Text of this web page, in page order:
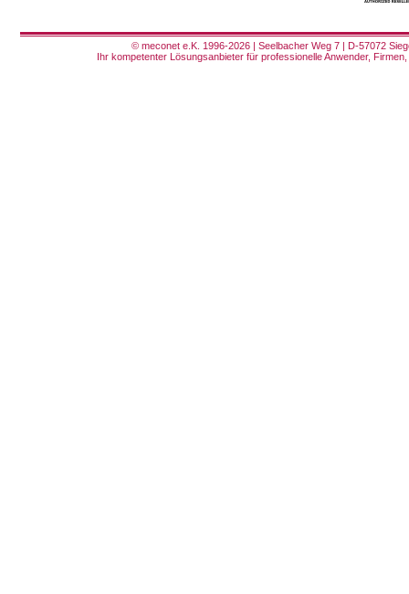
© meconet e.K. 1996-2026 | Seelbacher Weg 7 | D-57072
Ihr kompetenter Lösungsanbieter für professionelle Anwender,